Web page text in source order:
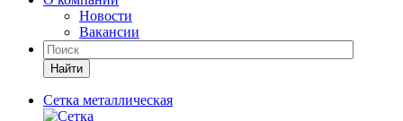
Новости
Вакансии
Найти
Сетка металлическая